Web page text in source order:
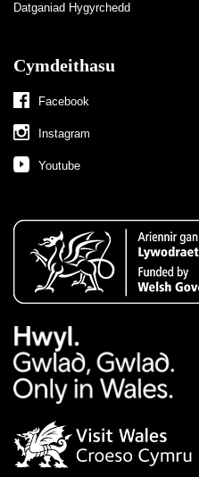
Datganiad Hygyrchedd
Cymdeithasu
Facebook
Instagram
Youtube